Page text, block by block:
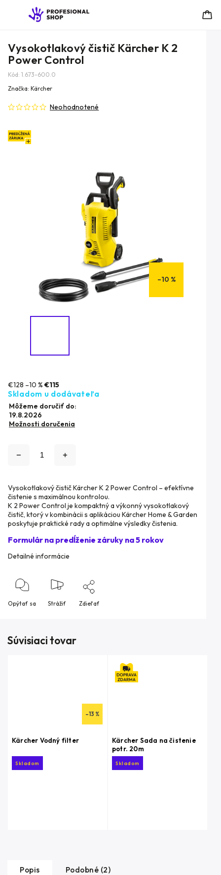
Vysokotlakový čistič Kärcher K 2
Power Control
Kód: 1.673-600.0
Neohodnotené
Značka: Kärcher
–10 %
€128 –10 % €115
Skladom u dodávateľa
Môžeme doručiť do:
19.8.2026
Možnosti doručenia
Vysokotlakový čistič Kärcher K 2 Power Control – efektívne
čistenie s maximálnou kontrolou.
K 2 Power Control je kompaktný a výkonný vysokotlakový
čistič, ktorý v kombinácii s aplikáciou Kärcher Home & Garden
poskytuje praktické rady a optimálne výsledky čistenia.
Formulár na predĺženie záruky na 5 rokov
Detailné informácie
Opýtať sa Strážiť Zdieľať
Súvisiaci tovar
–13 %
Kärcher Vodný filter
Skladom
Kärcher Sada na čistenie
potr. 20m
Skladom
Popis Podobné (2)